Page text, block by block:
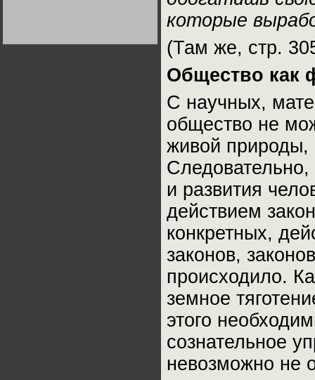
которые
(Там же, стр.
Общество как
С научных,
общество не
живой природы,
Следовательно,
и развития
действием
конкретных,
законов,
происходило.
земное
этого
сознательное
невозможно не